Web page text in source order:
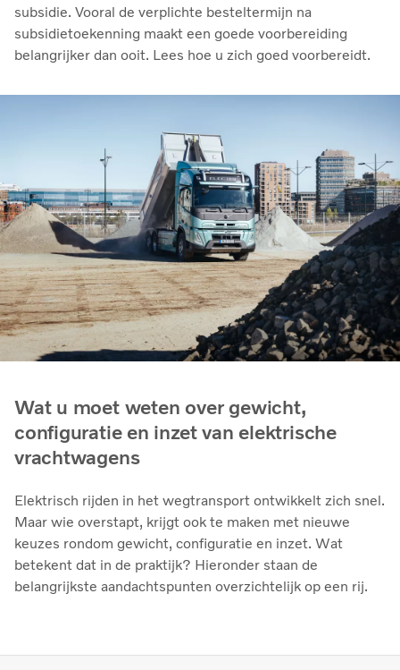
subsidie. Vooral de verplichte besteltermijn na
subsidietoekenning maakt een goede voorbereiding
belangrijker dan ooit. Lees hoe u zich goed voorbereidt.
Wat u moet weten over gewicht,
configuratie en inzet van elektrische
vrachtwagens
Elektrisch rijden in het wegtransport ontwikkelt zich snel.
Maar wie overstapt, krijgt ook te maken met nieuwe
keuzes rondom gewicht, configuratie en inzet. Wat
betekent dat in de praktijk? Hieronder staan de
belangrijkste aandachtspunten overzichtelijk op een rij.